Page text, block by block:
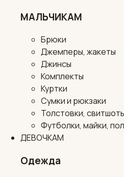
МАЛЬЧИКАМ
Брюки
Джемперы, жакеты
Джинсы
Комплекты
Куртки
Сумки и рюкзаки
Толстовки,
Футболки, майки,
ДЕВОЧКАМ
Одежда